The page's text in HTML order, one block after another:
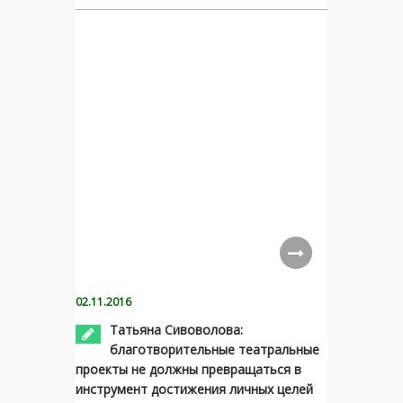
02.11.2016
Татьяна Сивоволова:
благотворительные театральные
проекты не должны превращаться в
инструмент достижения личных целей